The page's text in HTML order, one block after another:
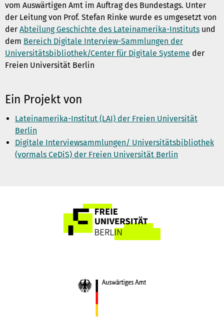
vom Auswärtigen Amt im Auftrag des Bundestags. Unter
der Leitung von Prof. Stefan Rinke wurde es umgesetzt von
der Abteilung Geschichte des Lateinamerika-Instituts und
dem Bereich Digitale Interview-Sammlungen der
Universitätsbibliothek/Center für Digitale Systeme der
Freien Universität Berlin
Ein Projekt von
Lateinamerika-Institut (LAI) der Freien Universität
Berlin
Digitale Interviewsammlungen/ Universitätsbibliothek
(vormals CeDiS) der Freien Universität Berlin